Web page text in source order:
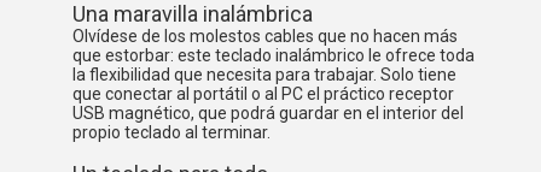
Una maravilla inalámbrica
Olvídese de los molestos cables que no hacen más
que estorbar: este teclado inalámbrico le ofrece toda
la flexibilidad que necesita para trabajar. Solo tiene
que conectar al portátil o al PC el práctico receptor
USB magnético, que podrá guardar en el interior del
propio teclado al terminar.